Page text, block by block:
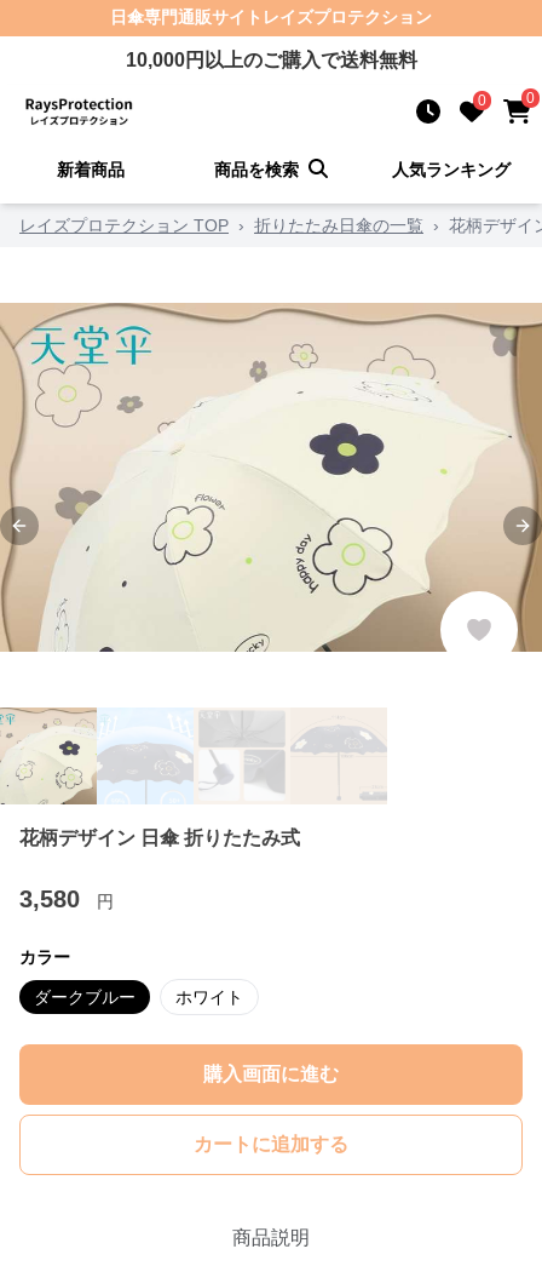
日傘専門通販サイト レイズプロテクション
10,000円以上のご購入で送料無料
0 0
新着商品 商品を検索 人気ランキング
レイズプロテクション TOP › 折りたたみ日傘の一覧 › 花柄デザイ
Previous slide
花柄デザイン 日傘 折りたたみ式
3,580 円
カラー
ダークブルー ホワイト
購入画面に進む
カートに追加する
商品説明